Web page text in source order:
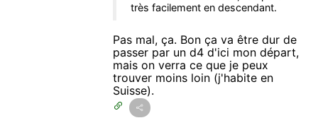
très facilement en descendant.
Pas mal, ça. Bon ça va être dur de
passer par un d4 d'ici mon départ,
mais on verra ce que je peux
trouver moins loin (j'habite en
Suisse).